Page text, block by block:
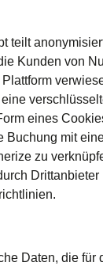
teilt
Kunden von
eines
Buchung mit
zu
Drittanbieter
Daten, die für